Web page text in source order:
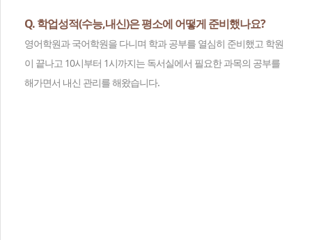
Q. 학업성적(수능,내신)은 평소에 어떻게 준비했나요?
영어학원과 국어학원을 다니며 학과 공부를 열심히 준비했고 학원
이 끝나고 10시부터 1시까지는 독서실에서 필요한 과목의 공부를
해가면서 내신 관리를 해왔습니다.